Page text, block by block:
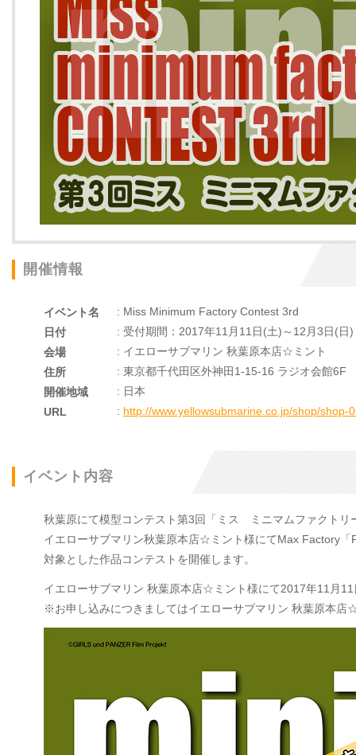
開催情報
イベント名
: Miss Minimum Factory Contest 3rd
日付
: 受付期間：2017年11月11日(土)～12月3日(日)
会場
: イエローサブマリン 秋葉原本店☆ミント
住所
: 東京都千代田区外神田1-15-16 ラジオ会館6F
開催地域
: 日本
URL
: http://www.yellowsubmarine.co.jp/shop/shop-
イベント内容
秋葉原にて模型コンテスト第3回「ミス ミニマムファクト
イエローサブマリン秋葉原本店☆ミント様にてMax Factory
対象とした作品コンテストを開催します。
イエローサブマリン 秋葉原本店☆ミント様にて2017年11月
※お申し込みにつきましてはイエローサブマリン 秋葉原本店